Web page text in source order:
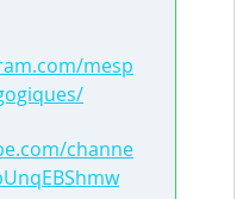
mesp
channe